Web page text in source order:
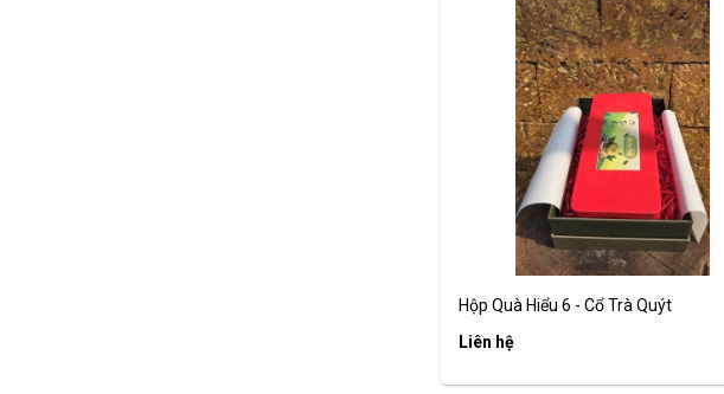
Hộp Quà Hiểu 6 - Cổ Trà Quýt
Liên hệ